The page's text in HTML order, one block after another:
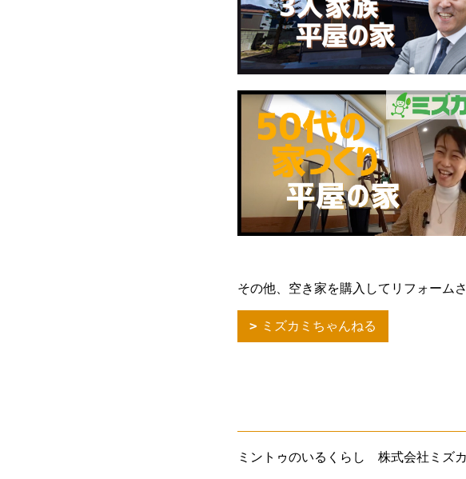
その他、空き家を購入してリフォーム
ミズカミちゃんねる
ミントゥのいるくらし 株式会社ミズカ